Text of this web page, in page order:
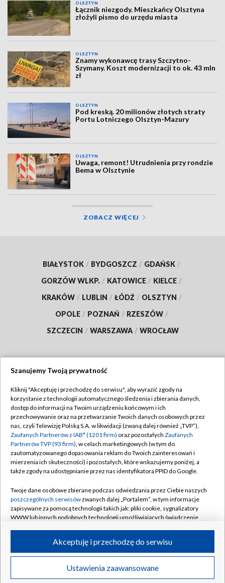
OLSZTYN
Łącznik niezgody. Mieszkańcy Olsztyna
złożyli pismo do urzędu miasta
OLSZTYN
Znamy wykonawcę trasy Szczytno-
Szymany. Koszt modernizacji to ok. 43 mln
zł
OLSZTYN
Pod kreską. 20 milionów złotych straty
Portu Lotniczego Olsztyn-Mazury
OLSZTYN
Uwaga, remont! Utrudnienia przy rondzie
Bema w Olsztynie
ZOBACZ WIĘCEJ
BIAŁYSTOK / BYDGOSZCZ / GDAŃSK /
GORZÓW WLKP. / KATOWICE / KIELCE /
KRAKÓW / LUBLIN / ŁÓDŹ / OLSZTYN /
OPOLE / POZNAŃ / RZESZÓW /
SZCZECIN / WARSZAWA / WROCŁAW
TVP
Abonament TVP
Emisja w TVP
Centrum informacji TVP
Naziemna Telewizja Cyfrowa
Rada Programowa
System NOS
Informacje o nadawcy
Program dla prasy
Ogłoszenie przetargowe
Regulamin TVP
Polityka prywatności
Moje zgody
Pomoc
Kontakt
Kanały
©2026 Telewizja Polska S.A. w likwidacji
Szanujemy Twoją prywatność
Kliknij "Akceptuję i przechodzę do serwisu", aby wyrazić zgody na
korzystanie z technologii automatycznego śledzenia i zbierania danych,
dostęp do informacji na Twoim urządzeniu końcowym i ich
przechowywanie oraz na przetwarzanie Twoich danych osobowych przez
nas, czyli Telewizję Polską S.A. w likwidacji (zwaną dalej również „TVP”),
Zaufanych Partnerów z IAB* (1201 firm) oraz pozostałych Zaufanych
Partnerów TVP (93 firm), w celach marketingowych (w tym do
zautomatyzowanego dopasowania reklam do Twoich zainteresowań i
mierzenia ich skuteczności) i pozostałych, które wskazujemy poniżej, a
także zgody na udostępnianie przez nas identyfikatora PPID do Google.
Twoje dane osobowe zbierane podczas odwiedzania przez Ciebie naszych
poszczególnych serwisówzwanych dalej „Portalem”, w tym informacje
zapisywane za pomocą technologii takich jak: pliki cookie, sygnalizatory
WWW lub innych podobnych technologii umożliwiających świadczenie
ruchu w Internecie.
Twoje dane osobowe zbierane podczas odwiedzania przez Ciebie
poszczególnych serwisówna Portalu, takie jak adresy IP, identyfikatory
Ustawienia zaawansowane
Akceptuję i przechodzę do serwisu